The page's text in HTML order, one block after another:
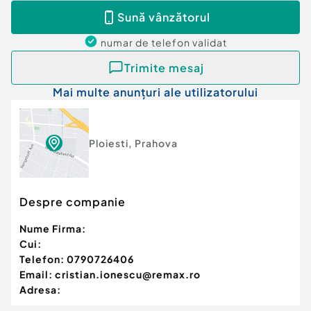
Sună vânzătorul
numar de telefon validat
Trimite mesaj
Mai multe anunțuri ale utilizatorului
Ploiesti, Prahova
Despre companie
Nume Firma:
Cui:
Telefon: 0790726406
Email: cristian.ionescu@remax.ro
Adresa: